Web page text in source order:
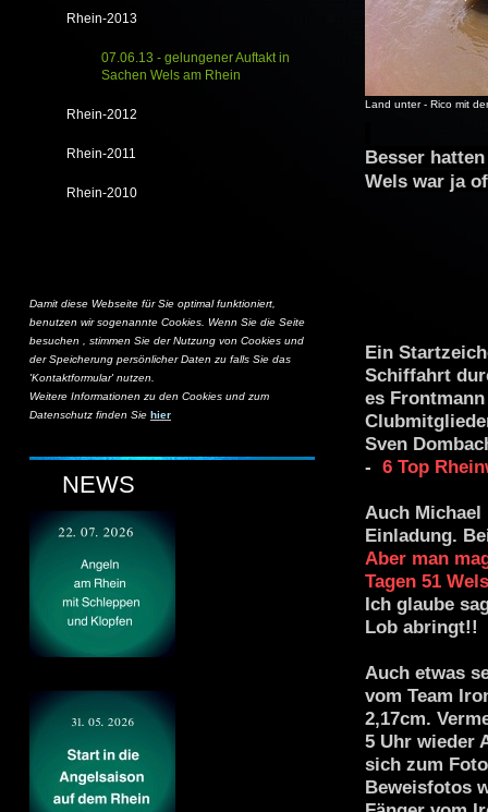
Rhein-2013
07.06.13 - gelungener Auftakt in
Sachen Wels am Rhein
Rhein-2012
Rhein-2011
Rhein-2010
Damit diese Webseite für Sie optimal funktioniert,
benutzen wir sogenannte Cookies. Wenn Sie die Seite
besuchen , stimmen Sie der Nutzung von Cookies und
der Speicherung persönlicher Daten zu falls Sie das
'Kontaktformular' nutzen.
Weitere Informationen zu den Cookies und zum
Datenschutz finden Sie hier
NEWS
Land unter - Rico mit
Besser
Wels war ja
Ein
Schiffahrt
es
Sven
- 6 Top
Auch Michael
Einladung.
Aber man
Tagen 51
Ich glaube
Lob abringt!!
Auch etwas
vom Team
2,17cm.
5 Uhr wieder
sich zum
Beweisfotos